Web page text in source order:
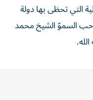
التي تحظى بها دولة
السموّ الشيخ محمد